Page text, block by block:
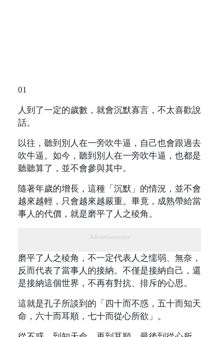
01
人到了一定的歲數，就會沉默寡言，不太喜歡說
話。
以往，聽到別人在一旁吹牛逼，自己也會跟過去
吹牛逼。如今，聽到別人在一旁吹牛逼，也都是
聽聽算了，並不會參與其中。
隨著年歲的增長，這種「沉默」的情況，並不會
越來越輕，只會越來越嚴重。畢竟，成熟帶給當
事人的代價，就是磨平了人之稜角。
Advertisements
磨平了人之稜角，不一定代表人之懦弱、無奈，
反而代表了當事人的接納。不僅是接納自己，還
是接納這個世界，不再有對抗、排斥的心思。
這就是孔子所談到的「四十而不惑，五十而知天
命，六十而耳順，七十而從心所欲」。